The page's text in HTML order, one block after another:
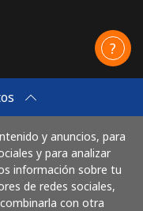
y anuncios, para
y para analizar
información sobre tu
de redes sociales,
con otra